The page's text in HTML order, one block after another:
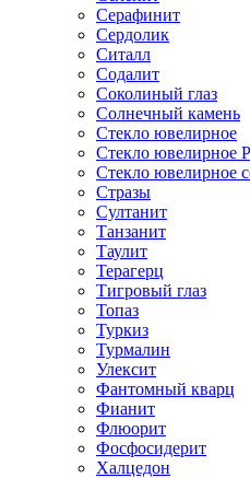
Серафинит
Сердолик
Ситалл
Содалит
Соколиный глаз
Солнечный камень
Стекло ювелирное
Стекло ювелирное
Стекло ювелирное
Стразы
Султанит
Танзанит
Таулит
Терагерц
Тигровый глаз
Топаз
Туркиз
Турмалин
Улексит
Фантомный кварц
Фианит
Флюорит
Фосфосидерит
Халцедон